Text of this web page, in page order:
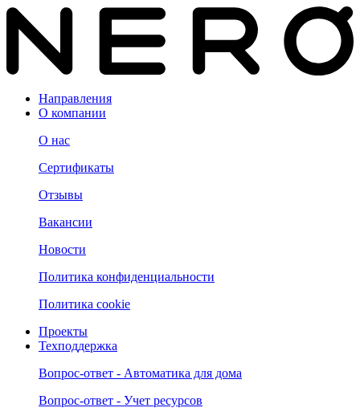
Направления
О компании
О нас
Сертификаты
Отзывы
Вакансии
Новости
Политика конфиденциальности
Политика cookie
Проекты
Техподдержка
Вопрос-ответ - Автоматика для дома
Вопрос-ответ - Учет ресурсов